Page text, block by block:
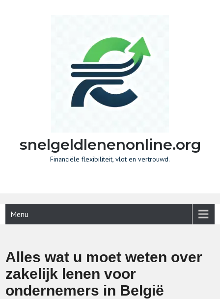
snelgeldlenenonline.org
Financiële flexibiliteit, vlot en vertrouwd.
Menu
Alles wat u moet weten over
zakelijk lenen voor
ondernemers in België